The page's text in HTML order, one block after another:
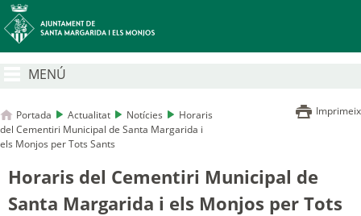
MENÚ
Portada Actualitat Notícies
Horaris
del Cementiri Municipal de Santa Margarida i
els Monjos per Tots Sants
Imprimeix
Horaris del Cementiri Municipal de
Santa Margarida i els Monjos per Tots